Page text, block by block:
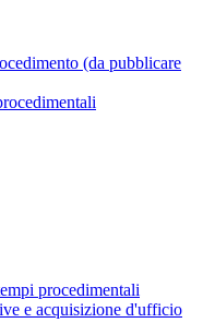
(da pubblicare
procedimentali
e acquisizione d'ufficio